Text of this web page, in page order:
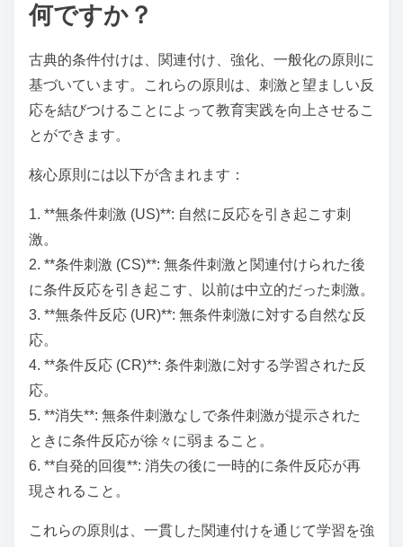
何ですか？
古典的条件付けは、関連付け、強化、一般化の原則に
基づいています。これらの原則は、刺激と望ましい反
応を結びつけることによって教育実践を向上させるこ
とができます。
核心原則には以下が含まれます：
1. **無条件刺激 (US)**: 自然に反応を引き起こす刺
激。
2. **条件刺激 (CS)**: 無条件刺激と関連付けられた後
に条件反応を引き起こす、以前は中立的だった刺激。
3. **無条件反応 (UR)**: 無条件刺激に対する自然な反
応。
4. **条件反応 (CR)**: 条件刺激に対する学習された反
応。
5. **消失**: 無条件刺激なしで条件刺激が提示された
ときに条件反応が徐々に弱まること。
6. **自発的回復**: 消失の後に一時的に条件反応が再
現されること。
これらの原則は、一貫した関連付けを通じて学習を強